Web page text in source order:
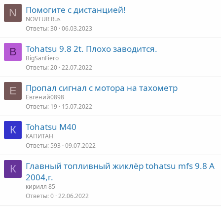
N Помогите с дистанцией!
NOVTUR Rus
Ответы 30 06.03.2023
B Tohatsu 9.8 2t. Плохо заводится.
BigSanFiero
Ответы 20 22.07.2022
Е Пропал сигнал с мотора на тахометр
Евгений0898
Ответы 19 15.07.2022
К Tohatsu M40
КАПИТАН
Ответы 593 09.07.2022
К
Главный топливный жиклёр tohatsu mfs 9.8 A
2004,г.
кирилл 85
Ответы 0 22.06.2022